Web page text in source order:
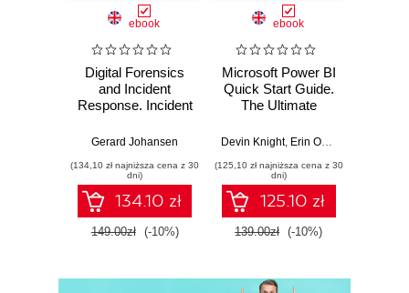
ebook
Digital Forensics
and Incident
Response. Incident
and techniques for
threat response -
Fourth Edition
Gerard Johansen
(134,10 zł najniższa cena z 30
dni)
134.10 zł
149.00zł (-10%)
ebook
Microsoft Power BI
Quick Start Guide.
The Ultimate
to Power BI, Data
Tools, and
Microsoft Fabric -
Fourth Edition
Devin Knight, Erin Ostrowsky
(125,10 zł najniższa cena z 30
dni)
125.10 zł
139.00zł (-10%)